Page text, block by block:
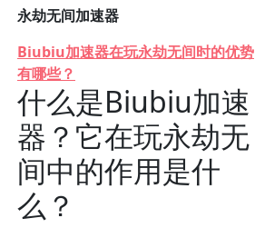
永劫无间加速器
Biubiu加速器在玩永劫无间时的优势
有哪些？
什么是Biubiu加速
器？它在玩永劫无
间中的作用是什
么？